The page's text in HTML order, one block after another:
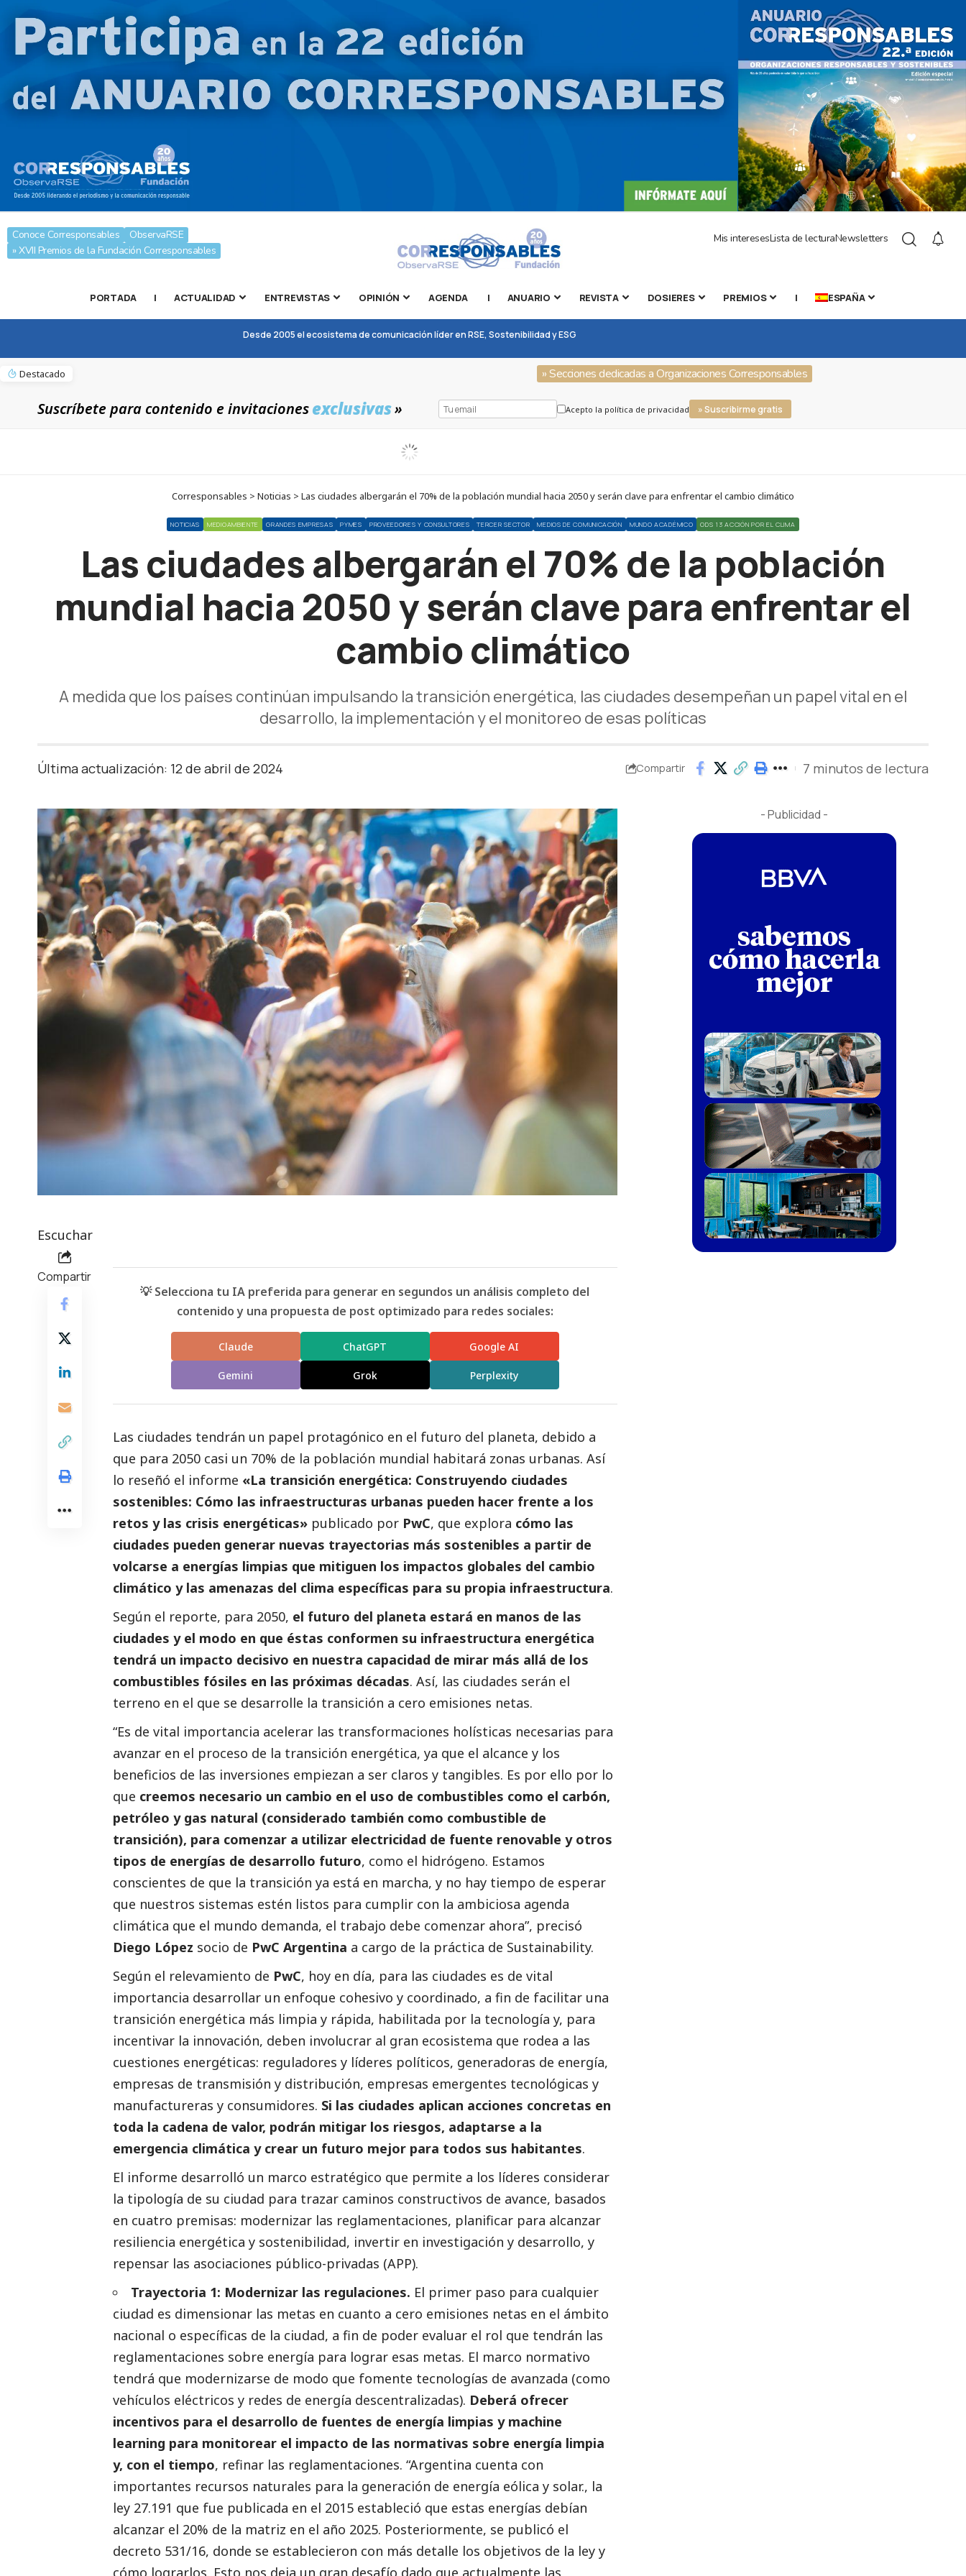
Conoce Corresponsables
ObservaRSE
» XVII Premios de la Fundación Corresponsables
Mis interesesLista de lecturaNewsletters
PORTADA | ACTUALIDAD ENTREVISTAS OPINIÓN AGENDA | ANUARIO REVISTA DOSIERES PREMIOS | ESPAÑA
Desde 2005 el ecosistema de comunicación líder en RSE, Sostenibilidad y ESG
Destacado » Secciones dedicadas a Organizaciones Corresponsables
Suscríbete para contenido e invitacionesexclusivas» Acepto la política de privacidad » Suscribirme gratis
Corresponsables > Noticias > Las ciudades albergarán el 70% de la población mundial hacia 2050 y serán clave para enfrentar el cambio climático
NOTICIAS MEDIOAMBIENTE GRANDES EMPRESAS PYMES PROVEEDORES Y CONSULTORES TERCER SECTOR MEDIOS DE COMUNICACIÓN MUNDO ACADÉMICO ODS 13 ACCIÓN POR EL CLIMA
Las ciudades albergarán el 70% de la población
mundial hacia 2050 y serán clave para enfrentar el
cambio climático
A medida que los países continúan impulsando la transición energética, las ciudades desempeñan un papel vital en el
desarrollo, la implementación y el monitoreo de esas políticas
Última actualización: 12 de abril de 2024 Compartir 7 minutos de lectura
Escuchar
Compartir
💡 Selecciona tu IA preferida para generar en segundos un análisis completo del
contenido y una propuesta de post optimizado para redes sociales:
Claude ChatGPT Google AI
Gemini Grok Perplexity
Las ciudades tendrán un papel protagónico en el futuro del planeta, debido a
que para 2050 casi un 70% de la población mundial habitará zonas urbanas. Así
lo reseñó el informe «La transición energética: Construyendo ciudades
sostenibles: Cómo las infraestructuras urbanas pueden hacer frente a los
retos y las crisis energéticas» publicado por PwC, que explora cómo las
ciudades pueden generar nuevas trayectorias más sostenibles a partir de
volcarse a energías limpias que mitiguen los impactos globales del cambio
climático y las amenazas del clima específicas para su propia infraestructura.
Según el reporte, para 2050, el futuro del planeta estará en manos de las
ciudades y el modo en que éstas conformen su infraestructura energética
tendrá un impacto decisivo en nuestra capacidad de mirar más allá de los
combustibles fósiles en las próximas décadas. Así, las ciudades serán el
terreno en el que se desarrolle la transición a cero emisiones netas.
“Es de vital importancia acelerar las transformaciones holísticas necesarias para
avanzar en el proceso de la transición energética, ya que el alcance y los
beneficios de las inversiones empiezan a ser claros y tangibles. Es por ello por lo
que creemos necesario un cambio en el uso de combustibles como el carbón,
petróleo y gas natural (considerado también como combustible de
transición), para comenzar a utilizar electricidad de fuente renovable y otros
tipos de energías de desarrollo futuro, como el hidrógeno. Estamos
conscientes de que la transición ya está en marcha, y no hay tiempo de esperar
que nuestros sistemas estén listos para cumplir con la ambiciosa agenda
climática que el mundo demanda, el trabajo debe comenzar ahora”, precisó
Diego López socio de PwC Argentina a cargo de la práctica de Sustainability.
Según el relevamiento de PwC, hoy en día, para las ciudades es de vital
importancia desarrollar un enfoque cohesivo y coordinado, a fin de facilitar una
transición energética más limpia y rápida, habilitada por la tecnología y, para
incentivar la innovación, deben involucrar al gran ecosistema que rodea a las
cuestiones energéticas: reguladores y líderes políticos, generadoras de energía,
empresas de transmisión y distribución, empresas emergentes tecnológicas y
manufactureras y consumidores. Si las ciudades aplican acciones concretas en
toda la cadena de valor, podrán mitigar los riesgos, adaptarse a la
emergencia climática y crear un futuro mejor para todos sus habitantes.
El informe desarrolló un marco estratégico que permite a los líderes considerar
la tipología de su ciudad para trazar caminos constructivos de avance, basados
en cuatro premisas: modernizar las reglamentaciones, planificar para alcanzar
resiliencia energética y sostenibilidad, invertir en investigación y desarrollo, y
repensar las asociaciones público-privadas (APP).
Trayectoria 1: Modernizar las regulaciones. El primer paso para cualquier
ciudad es dimensionar las metas en cuanto a cero emisiones netas en el ámbito
nacional o específicas de la ciudad, a fin de poder evaluar el rol que tendrán las
reglamentaciones sobre energía para lograr esas metas. El marco normativo
tendrá que modernizarse de modo que fomente tecnologías de avanzada (como
vehículos eléctricos y redes de energía descentralizadas). Deberá ofrecer
incentivos para el desarrollo de fuentes de energía limpias y machine
learning para monitorear el impacto de las normativas sobre energía limpia
y, con el tiempo, refinar las reglamentaciones. “Argentina cuenta con
importantes recursos naturales para la generación de energía eólica y solar., la
ley 27.191 que fue publicada en el 2015 estableció que estas energías debían
alcanzar el 20% de la matriz en el año 2025. Posteriormente, se publicó el
decreto 531/16, donde se establecieron con más detalle los objetivos de la ley y
cómo lograrlos. Esto nos deja un gran desafío dado que actualmente las
- Publicidad -